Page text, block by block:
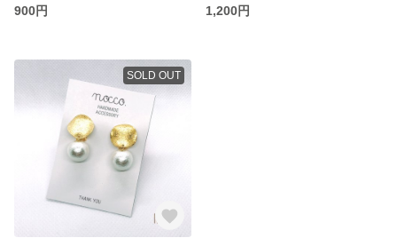
900円
1,200円
SOLD OUT